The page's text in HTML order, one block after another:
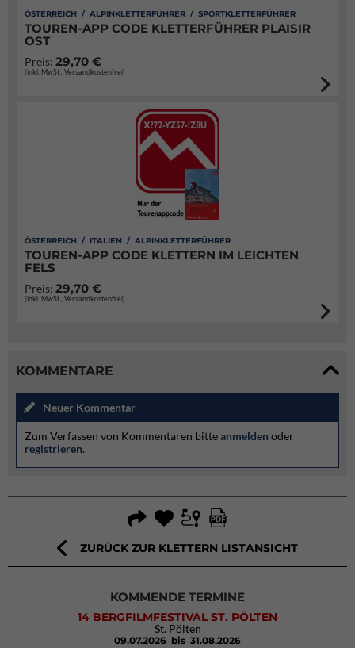
ÖSTERREICH / ALPINKLETTERFÜHRER / SPORTKLETTERFÜHRER
TOUREN-APP CODE KLETTERFÜHRER PLAISIR
OST
Preis: 29,70 €
(inkl. MwSt., Versandkostenfrei)
ÖSTERREICH / ITALIEN / ALPINKLETTERFÜHRER
TOUREN-APP CODE KLETTERN IM LEICHTEN
FELS
Preis: 29,70 €
(inkl. MwSt., Versandkostenfrei)
KOMMENTARE
Neuer Kommentar
Zum Verfassen von Kommentaren bitteanmelden oder
registrieren.
ZURÜCK ZUR KLETTERN LISTANSICHT
KOMMENDE TERMINE
14 BERGFILMFESTIVAL ST. PÖLTEN
St. Pölten
09.07.2026 bis 31.08.2026